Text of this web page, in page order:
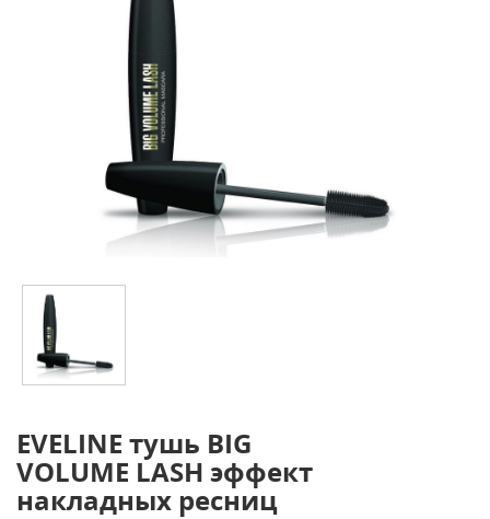
EVELINE тушь BIG
VOLUME LASH эффект
накладных ресниц